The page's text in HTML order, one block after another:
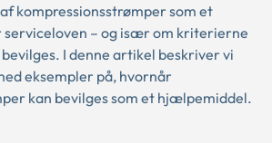
kompressionsstrømper som et
– og især om kriterierne
I denne artikel beskriver vi
eksempler på, hvornår
kan bevilges som et hjælpemiddel.